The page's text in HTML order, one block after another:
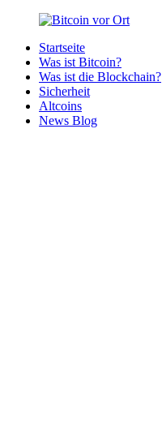
Zurück
Inhalt
Bitcoin
Bitcoins
deiner
Region
Startseite
Was ist Bitcoin?
Was ist die Blockchain?
Sicherheit
Altcoins
News Blog